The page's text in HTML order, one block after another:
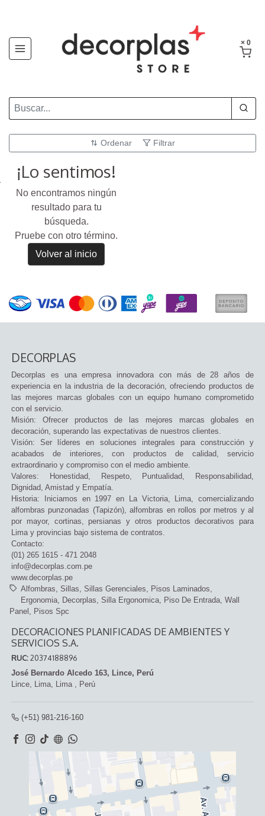
× 0
Ordenar Filtrar
¡Lo sentimos!
No encontramos ningún
resultado para tu
búsqueda.
Pruebe con otro término.
Volver al inicio
DECORPLAS
Decorplas es una empresa innovadora con más de 28 años de
experiencia en la industria de la decoración, ofreciendo productos de
las mejores marcas globales con un equipo humano comprometido
con el servicio.
Misión: Ofrecer productos de las mejores marcas globales en
decoración, superando las expectativas de nuestros clientes.
Visión: Ser líderes en soluciones integrales para construcción y
acabados de interiores, con productos de calidad, servicio
extraordinario y compromiso con el medio ambiente.
Valores: Honestidad, Respeto, Puntualidad, Responsabilidad,
Dignidad, Amistad y Empatía.
Historia: Iniciamos en 1997 en La Victoria, Lima, comercializando
alfombras punzonadas (Tapizón), alfombras en rollos por metros y al
por mayor, cortinas, persianas y otros productos decorativos para
Lima y provincias bajo sistema de contratos.
Contacto:
(01) 265 1615 - 471 2048
info@decorplas.com.pe
www.decorplas.pe
Alfombras
Sillas Sillas Gerenciales
Pisos Laminados
Ergonomia
Decorplas Silla Ergonomica Piso De Entrada Wall
Panel
Pisos Spc
DECORACIONES PLANIFICADAS DE AMBIENTES Y
SERVICIOS S.A.
RUC:20374188896
José Bernardo Alcedo 163, Lince, Perú
Lince, Lima, Lima , Perú
(+51) 981-216-160